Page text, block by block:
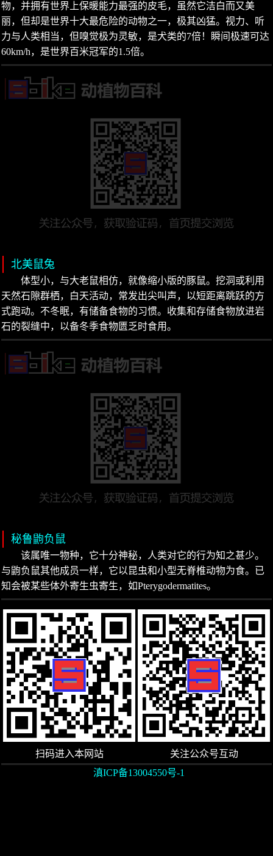
物，并拥有世界上保暖能力最强的皮毛，虽然它洁白而又美
丽，但却是世界十大最危险的动物之一，极其凶猛。视力、听
力与人类相当，但嗅觉极为灵敏，是犬类的7倍！瞬间极速可达
60km/h，是世界百米冠军的1.5倍。
北美鼠兔
体型小，与大老鼠相仿，就像缩小版的豚鼠。挖洞或利用
天然石隙群栖，白天活动，常发出尖叫声，以短距离跳跃的方
式跑动。不冬眠，有储备食物的习惯。收集和存储食物放进岩
石的裂缝中，以备冬季食物匮乏时食用。
秘鲁鼩负鼠
该属唯一物种，它十分神秘，人类对它的行为知之甚少。
与鼩负鼠其他成员一样，它以昆虫和小型无脊椎动物为食。已
知会被某些体外寄生虫寄生，如Pterygodermatites。
扫码进入本网站
关注公众号互动
滇ICP备13004550号-1